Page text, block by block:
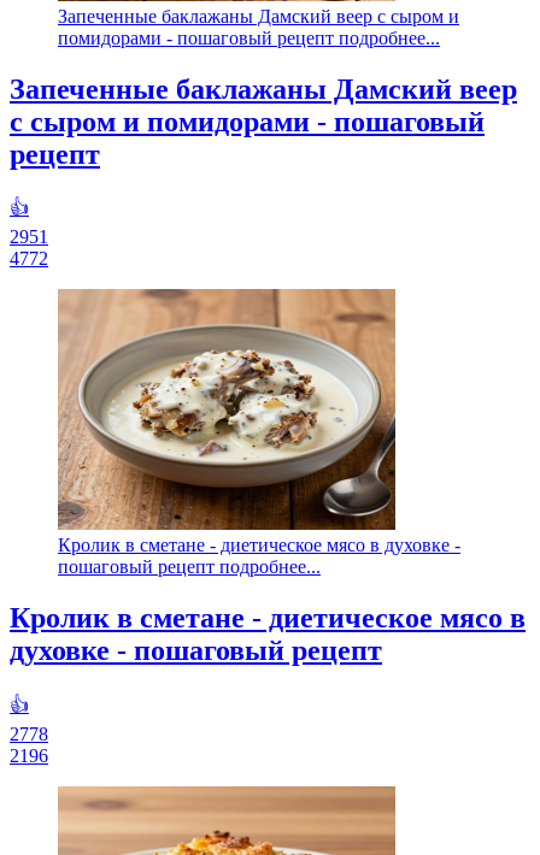
Запеченные баклажаны Дамский веер с сыром и
помидорами - пошаговый рецепт подробнее...
Запеченные баклажаны Дамский веер
с сыром и помидорами - пошаговый
рецепт
👍
2951
4772
Кролик в сметане - диетическое мясо в духовке -
пошаговый рецепт подробнее...
Кролик в сметане - диетическое мясо в
духовке - пошаговый рецепт
👍
2778
2196